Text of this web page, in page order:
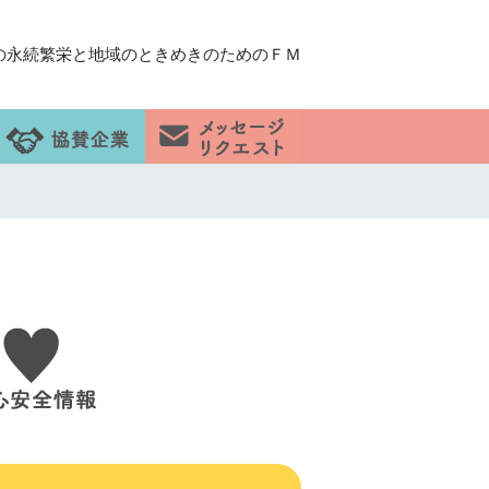
永続繁栄と地域のときめきのためのＦＭ